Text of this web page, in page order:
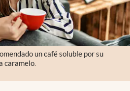
un café soluble por su
caramelo.